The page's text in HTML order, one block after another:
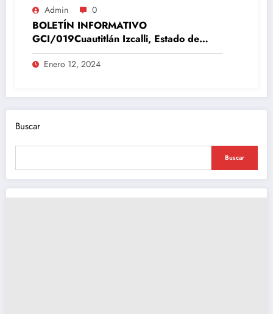
Admin 0
BOLETÍN INFORMATIVO
GCI/019Cuautitlán Izcalli, Estado de
México, 12 de enero del 2024
Enero 12, 2024
Buscar
Buscar